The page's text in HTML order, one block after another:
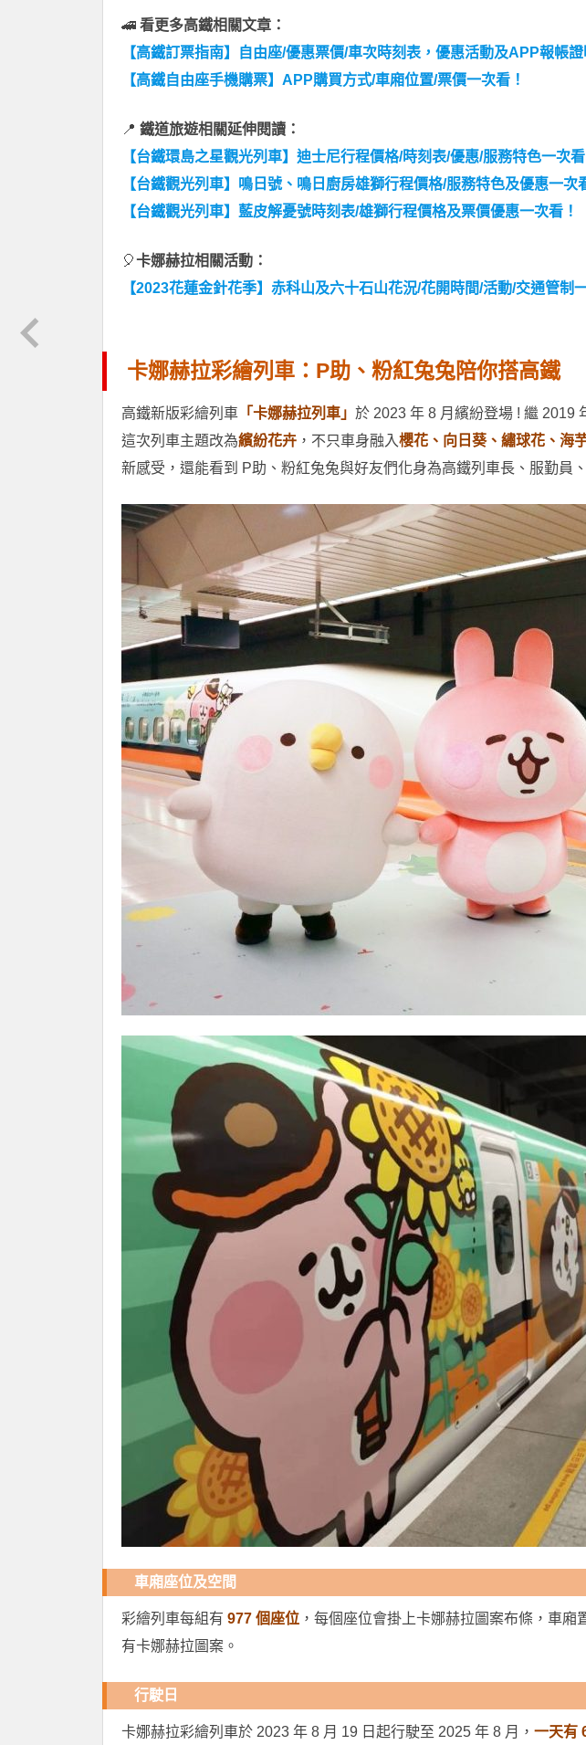
🚄 看更多高鐵相關文章：
【高鐵訂票指南】自由座/優惠票價/車次時刻表，優惠活動及APP報帳證
【高鐵自由座手機購票】APP購買方式/車廂位置/票價一次看！
📍 鐵道旅遊相關延伸閱讀：
【台鐵環島之星觀光列車】迪士尼行程價格/時刻表/優惠/服務特色一次看
【台鐵觀光列車】鳴日號、鳴日廚房雄獅行程價格/服務特色及優惠一次
【台鐵觀光列車】藍皮解憂號時刻表/雄獅行程價格及票價優惠一次看！
🎈卡娜赫拉相關活動：
【2023花蓮金針花季】赤科山及六十石山花況/花開時間/活動/交通管制
卡娜赫拉彩繪列車：P助、粉紅兔兔陪你搭高鐵
高鐵新版彩繪列車 「卡娜赫拉列車」 於 2023 年 8 月繽紛登場 ! 繼 2019
這次列車主題改為繽紛花卉 ，不只車身融入櫻花、向日葵、繡球花、海
新感受，還能看到 P助、粉紅兔兔與好友們化身為高鐵列車長、服勤員
車廂座位及空間
彩繪列車每組有 977 個座位 ，每個座位會掛上卡娜赫拉圖案布條，車
有卡娜赫拉圖案。
行駛日
卡娜赫拉彩繪列車於 2023 年 8 月 19 日起行駛至 2025 年 8 月， 一天有